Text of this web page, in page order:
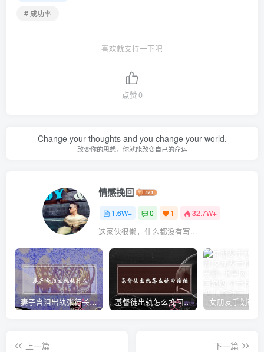
# 成功率
喜欢就支持一下吧
点赞0
Change your thoughts and you change your world.
改变你的思想，你就能改变自己的命运
情感挽回
1.6W+ 0 1 32.7W+
这家伙很懒，什么都没有写...
妻子含泪出轨张行长 她说全都是因为家中 基督徒出轨怎么挽回婚姻(基督徒面对出轨婚姻)
上一篇
下一篇